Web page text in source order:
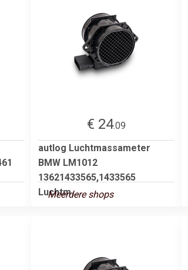
€ 24.09
autlog Luchtmassameter
BMW LM1012
13621433565,1433565
Luchtm...
Meerdere shops